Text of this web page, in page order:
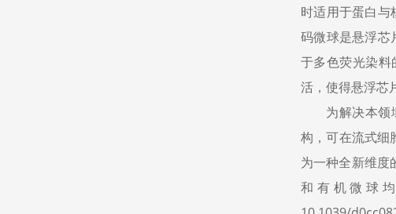
时适用于蛋白与
码微球是悬浮芯
于多色荧光染
活，使得悬浮芯
为解决本领
构，可在流式细
为一种全新维度
和有机微球